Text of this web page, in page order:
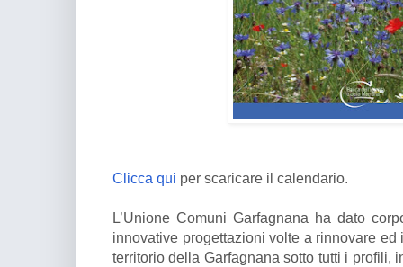
Clicca qui per scaricare il calendario.
L’Unione Comuni Garfagnana ha dato
innovative progettazioni volte a rinnovare
territorio della Garfagnana sotto tutti i profili,